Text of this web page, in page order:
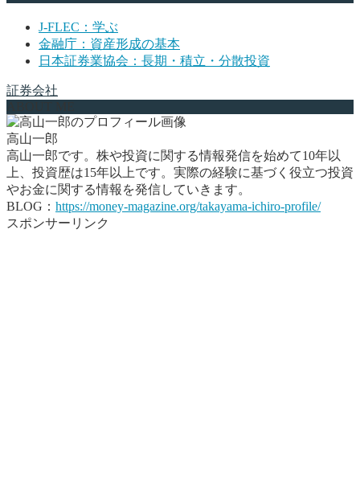
J-FLEC：学ぶ
金融庁：資産形成の基本
日本証券業協会：長期・積立・分散投資
証券会社
高山一郎
高山一郎です。株や投資に関する情報発信を始めて10年以
上、投資歴は15年以上です。実際の経験に基づく役立つ投資
やお金に関する情報を発信していきます。
BLOG： https://money-magazine.org/takayama-ichiro-profile/
スポンサーリンク